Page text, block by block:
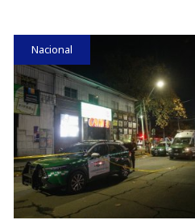
Nacional